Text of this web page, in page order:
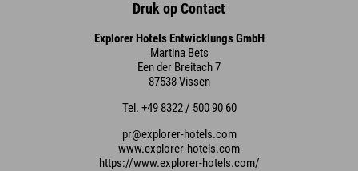
Druk op Contact
Explorer Hotels Entwicklungs GmbH
Martina Bets
Een der Breitach 7
87538 Vissen
Tel. +49 8322 / 500 90 60
pr@explorer-hotels.com
www.explorer-hotels.com
https://www.explorer-hotels.com/